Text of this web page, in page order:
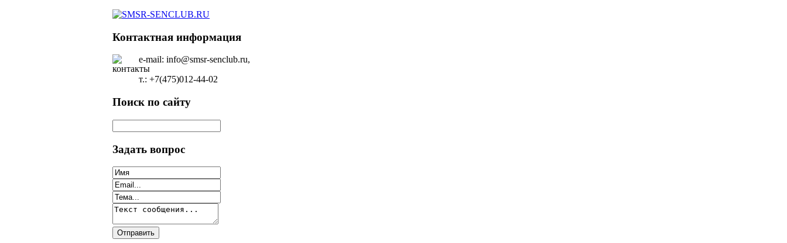
Контактная информация
e-mail: info@smsr-senclub.ru,
т.: +7(475)012-44-02
Поиск по сайту
Задать вопрос